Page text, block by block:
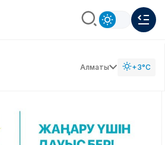
Алматы +3°C